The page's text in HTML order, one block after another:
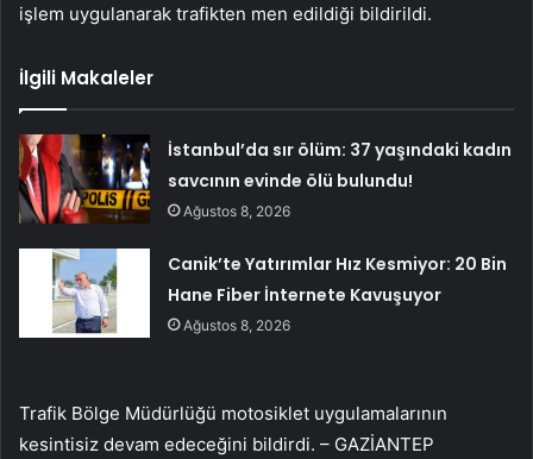
işlem uygulanarak trafikten men edildiği bildirildi.
İlgili Makaleler
İstanbul’da sır ölüm: 37 yaşındaki kadın
savcının evinde ölü bulundu!
Ağustos 8, 2026
Canik’te Yatırımlar Hız Kesmiyor: 20 Bin
Hane Fiber İnternete Kavuşuyor
Ağustos 8, 2026
Trafik Bölge Müdürlüğü motosiklet uygulamalarının
kesintisiz devam edeceğini bildirdi. – GAZİANTEP